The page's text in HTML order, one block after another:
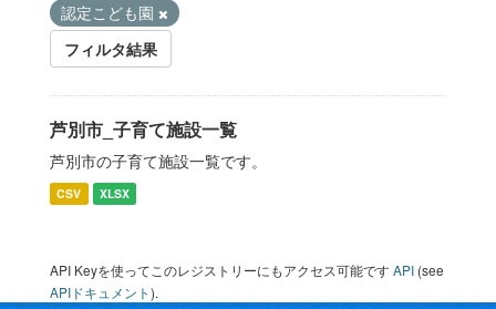
認定こども園
フィルタ結果
芦別市_子育て施設一覧
芦別市の子育て施設一覧です。
CSV XLSX
API Keyを使ってこのレジストリーにもアクセス可能ですAPI (see
APIドキュメント).